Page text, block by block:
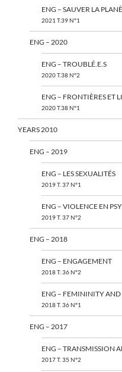
ENG – SAUVER LA
2021 T.39 N°1
ENG – 2020
ENG – TROUBLÉ.E.S
2020 T.38 N°2
ENG – FRONTIÈRES ET
2020 T.38 N°1
YEARS 2010
ENG – 2019
ENG – LES SEXUALITÉS
2019 T. 37 N°1
ENG – VIOLENCE EN
2019 T. 37 N°2
ENG – 2018
ENG – ENGAGEMENT
2018 T. 36 N°2
ENG – FEMININITY
2018 T. 36 N°1
ENG – 2017
ENG – TRANSMISSION
2017 T. 35 N°2